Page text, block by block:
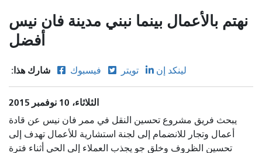
نهتم بالأعمال بينما نبني مدينة فان نيس
أفضل
شارك هذا: فيسبوك تويتر لينكد إن
الثلاثاء، 10 نوفمبر 2015
يبحث فريق مشروع تحسين النقل في ممر فان نيس عن قادة
أعمال وتجار للانضمام إلى لجنة استشارية للأعمال تهدف إلى
تحسين الظروف وخلق جو يجذب العملاء إلى الحي أثناء فترة